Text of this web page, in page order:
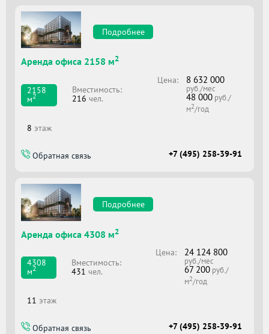
Подробнее
Аренда офиса 2158 м2
2158
м2
Вместимоcть:
216 чел.
Цена: 8 632 000
руб./мес
48 000руб./
м2/год
8 этаж
Обратная связь +7 (495) 258-39-91
Подробнее
Аренда офиса 4308 м2
4308
м2
Вместимоcть:
431 чел.
Цена: 24 124 800
руб./мес
67 200руб./
м2/год
11 этаж
Обратная связь +7 (495) 258-39-91